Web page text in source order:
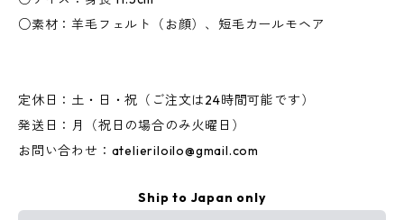
○素材：羊毛フェルト（お顔）、短毛カールモヘア
定休日：土・日・祝（ご注文は24時間可能です）
発送日：月（祝日の場合のみ火曜日）
お問い合わせ： atelieriloilo@gmail.com
Ship to Japan only